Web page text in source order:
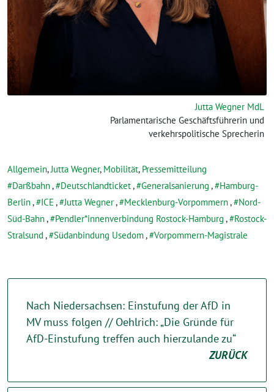
Jutta Wegner MdL
Parlamentarische Geschäftsführerin und
verkehrspolitische Sprecherin
Allgemein,Jutta Wegner, Mobilität, Pressemitteilung
Darßbahn, Deutschlandticket, Generalsanierung ,
Hamburg-
Berlin, ICE , Jutta Wegner, Mecklenburg-Vorpommern,
Nord-
Süd-Bahn, Pendler*innenverbindung Rostock-Hamburg ,
Rostock-
Stralsund , Südanbindung Usedom, Vorpommern-Magistrale
Nach Niedersachsen: Einstufung der AfD in
MV muss folgen // Oehlrich: „Die Gründe für
AfD-Einstufung treffen auch hierzulande zu“
ZURÜCK